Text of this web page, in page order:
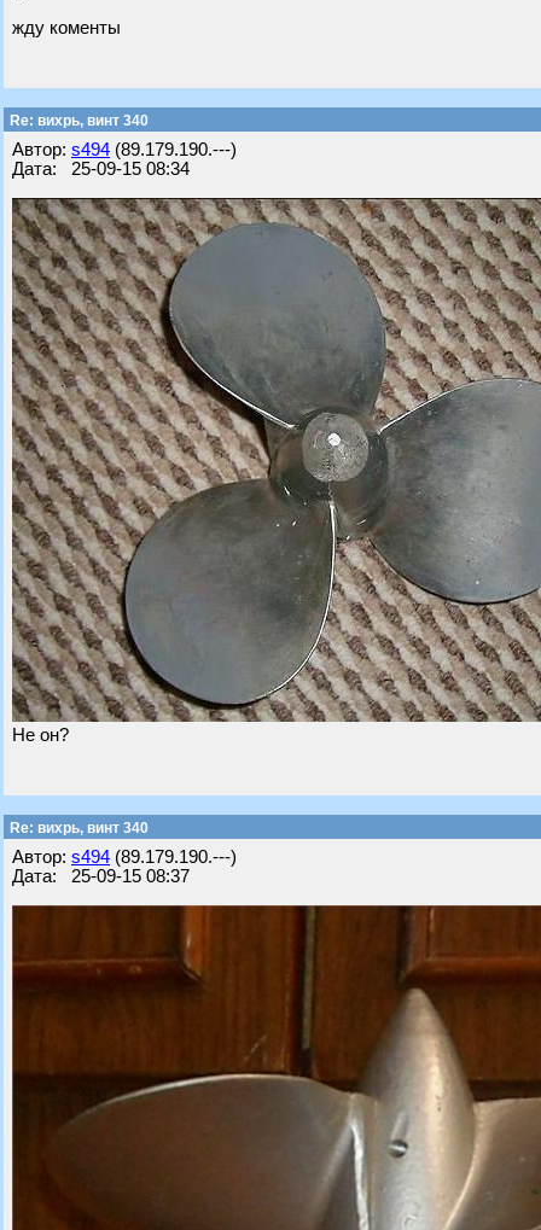
жду коменты
Re: вихрь, винт 340
Автор: s494 (89.179.190.---)
Дата: 25-09-15 08:34
Не он?
Re: вихрь, винт 340
Автор: s494 (89.179.190.---)
Дата: 25-09-15 08:37